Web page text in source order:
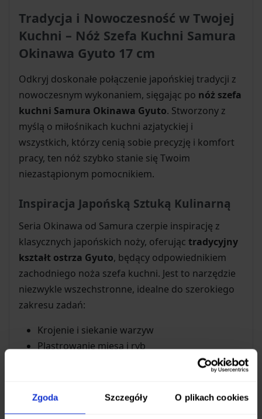
Zgoda Szczegóły O plikach cookies
Tradycja i Nowoczesność w Twojej
Kuchni – Nóż Szefa Kuchni Samura
Okinawa Gyuto 17 cm
Odkryj doskonałe połączenie japońskiej tradycji z
nowoczesnym wykonaniem, sięgając po nóż szefa
kuchni Samura Okinawa Gyuto. Stworzony z
myślą o miłośnikach kuchni azjatyckiej i
wszystkich, którzy cenią sobie precyzję i komfort
pracy, ten nóż szybko stanie się Twoim
niezastąpionym pomocnikiem.
Inspiracja Japońską Sztuką Kulinarną
Seria Okinawa od Samura czerpie inspirację z
klasycznych japońskich noży, oferując tradycyjny
kształt ostrza Gyuto, będący odpowiednikiem
zachodniego noża szefa kuchni. Jest to narzędzie
niezwykle wszechstronne, idealne do szerokiego
zakresu zadań:
Krojenie i siekanie warzyw
Plastrowanie mięsa i ryb
Przygotowywanie składników do sushi
Materiały Najwyższej Jakości